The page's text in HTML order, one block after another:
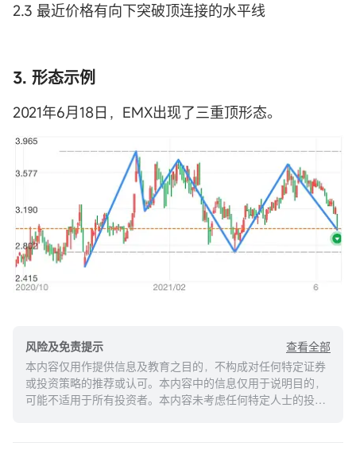
2.3 最近价格有向下突破顶连接的水平线
3. 形态示例
2021年6月18日，EMX出现了三重顶形态。
风险及免责提示
查看全部
本内容仅用作提供信息及教育之目的，不构成对任何特定证券
或投资策略的推荐或认可。本内容中的信息仅用于说明目的，
可能不适用于所有投资者。本内容未考虑任何特定人士的投资